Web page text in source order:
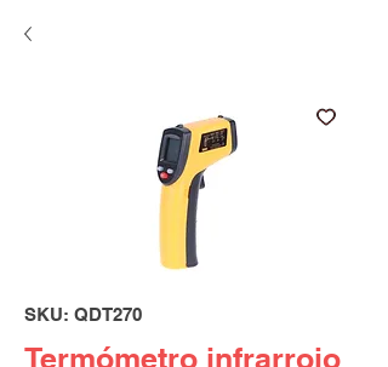
SKU: QDT270
Termómetro infrarrojo